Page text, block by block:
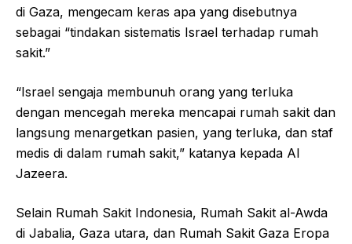
di Gaza, mengecam keras apa yang disebutnya
sebagai “tindakan sistematis Israel terhadap rumah
sakit.”
“Israel sengaja membunuh orang yang terluka
dengan mencegah mereka mencapai rumah sakit dan
langsung menargetkan pasien, yang terluka, dan staf
medis di dalam rumah sakit,” katanya kepada Al
Jazeera.
Selain Rumah Sakit Indonesia, Rumah Sakit al-Awda
di Jabalia, Gaza utara, dan Rumah Sakit Gaza Eropa